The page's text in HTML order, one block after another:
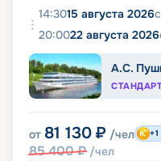
14:3015 августа 2026
20:0022 августа 2026
А.С.
от 81 130 ₽ /чел
85 400₽ /чел